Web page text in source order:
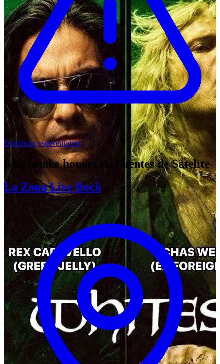
Denunciar esdeveniment
whitesnake honors en Fuentes de Satelite
La Zona Live Rock